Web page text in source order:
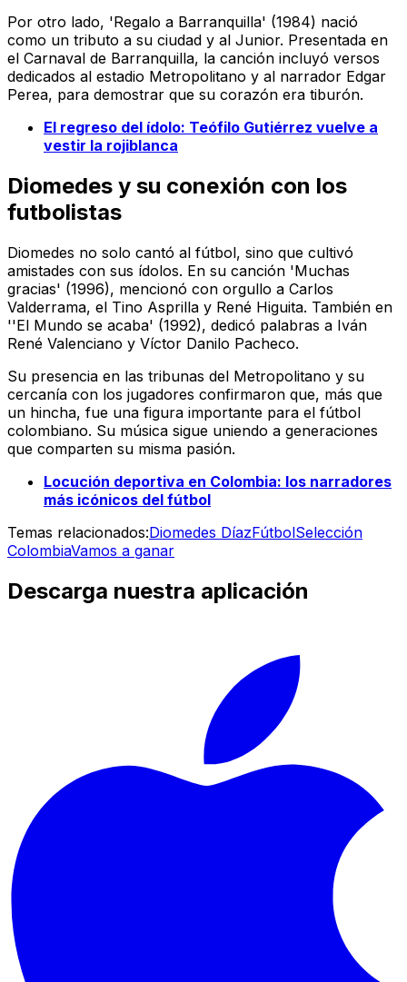
Por otro lado, 'Regalo a Barranquilla' (1984) nació
como un tributo a su ciudad y al Junior. Presentada en
el Carnaval de Barranquilla, la canción incluyó versos
dedicados al estadio Metropolitano y al narrador Edgar
Perea, para demostrar que su corazón era tiburón.
El regreso del ídolo: Teófilo Gutiérrez vuelve a
vestir la rojiblanca
Diomedes y su conexión con los
futbolistas
Diomedes no solo cantó al fútbol, sino que cultivó
amistades con sus ídolos. En su canción 'Muchas
gracias' (1996), mencionó con orgullo a Carlos
Valderrama, el Tino Asprilla y René Higuita. También en
''El Mundo se acaba' (1992), dedicó palabras a Iván
René Valenciano y Víctor Danilo Pacheco.
Su presencia en las tribunas del Metropolitano y su
cercanía con los jugadores confirmaron que, más que
un hincha, fue una figura importante para el fútbol
colombiano. Su música sigue uniendo a generaciones
que comparten su misma pasión.
Locución deportiva en Colombia: los narradores
más icónicos del fútbol
Temas relacionados:Diomedes DíazFútbolSelección
ColombiaVamos a ganar
Descarga nuestra aplicación